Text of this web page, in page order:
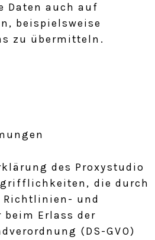
Daten auch auf
beispielsweise
zu übermitteln.
des Proxystudio
die durch
Richtlinien- und
beim Erlass der
(DS-GVO)